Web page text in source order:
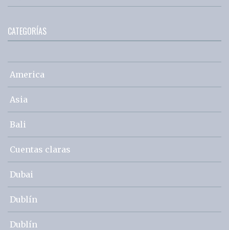
CATEGORÍAS
America
Asia
Bali
Cuentas claras
Dubai
Dublín
Dublín